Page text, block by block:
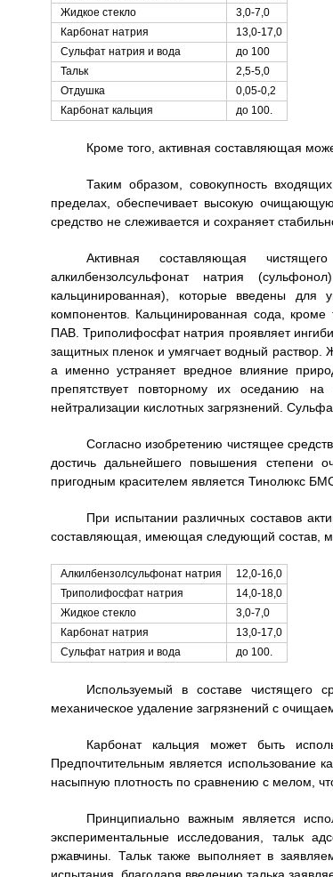
Жидкое стекло
3,0-7,0
Карбонат натрия
13,0-17,0
Сульфат натрия и вода
до 100
Тальк
2,5-5,0
Отдушка
0,05-0,2
Карбонат кальция
до 100.
Кроме того, активная составляющая
Таким образом, совокупность
пределах, обеспечивает высокую
средство не слеживается и сохраняет
Активная составляющая
алкилбензолсульфонат натрия
кальцинированная), которые введены для
компонентов. Кальцинированная сода,
ПАВ. Триполифосфат натрия проявляет
защитных пленок и умягчает водный раствор.
а именно устраняет вредное влияние
препятствует повторному их оседанию
нейтрализации кислотных загрязнений.
Согласно изобретению чистящее
достичь дальнейшего повышения степени
пригодным красителем является Тинолюкс
При испытании различных составов
составляющая, имеющая следующий состав,
Алкилбензолсульфонат натрия
12,0-16,0
Триполифосфат натрия
14,0-18,0
Жидкое стекло
3,0-7,0
Карбонат натрия
13,0-17,0
Сульфат натрия и вода
до 100.
Используемый в составе чистящего
механическое удаление загрязнений с
Карбонат кальция может быть
Предпочтительным является использование
насыпную плотность по сравнению с мелом,
Принципиально важным является
экспериментальные исследования, тальк
ржавчины. Тальк также выполняет в